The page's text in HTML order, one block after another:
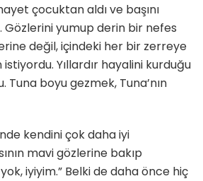
çocuktan aldı ve başını
Gözlerini yumup derin bir nefes
değil, içindeki her bir zerreye
istiyordu. Yıllardır hayalini kurduğu
Tuna boyu gezmek, Tuna’nın
kendini çok daha iyi
mavi gözlerine bakıp
iyiyim.” Belki de daha önce hiç